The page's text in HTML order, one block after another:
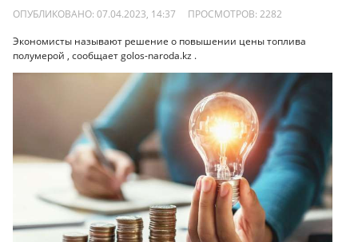
ОПУБЛИКОВАНО: 07.04.2023, 14:37 ПРОСМОТРОВ: 2282
Экономисты называют решение о повышении цены топлива
полумерой , сообщает golos-naroda.kz .